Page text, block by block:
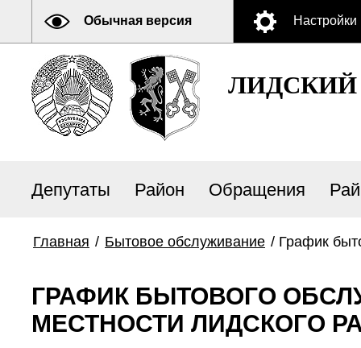
Обычная версия Настройки
Депутаты Район Обращения
Главная / Бытовое обслуживание / График
ГРАФИК БЫТОВОГО
МЕСТНОСТИ ЛИДСКОГО